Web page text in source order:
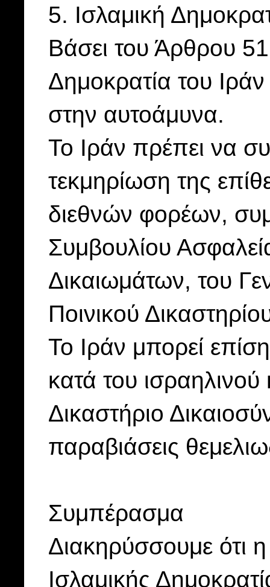
5. Ισλαμική
Βάσει του Άρθρου
Δημοκρατία του Ιράν
στην αυτοάμυνα.
Το Ιράν πρέπει να
τεκμηρίωση της
διεθνών φορέων,
Συμβουλίου
Δικαιωμάτων, του
Ποινικού
Το Ιράν μπορεί
κατά του
Δικαστήριο
παραβιάσεις
Συμπέρασμα
Διακηρύσσουμε ότι η
Ισλαμικής